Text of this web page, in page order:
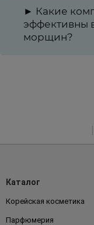
► Какие
эффективны
морщин?
Каталог
Корейская косметика
Парфюмерия